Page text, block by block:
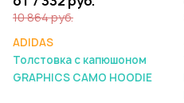
10 864 руб.
ADIDAS
Толстовка с капюшоном
GRAPHICS CAMO HOODIE